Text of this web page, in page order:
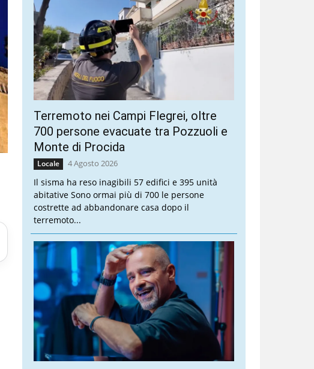
Terremoto nei Campi Flegrei, oltre
700 persone evacuate tra Pozzuoli e
Monte di Procida
Locale 4 Agosto 2026
Il sisma ha reso inagibili 57 edifici e 395 unità
abitative Sono ormai più di 700 le persone
costrette ad abbandonare casa dopo il
terremoto...